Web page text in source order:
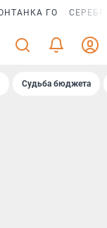
ГО
Судьба бюджета